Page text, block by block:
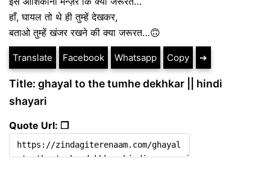
हाँ, घायल तो थे ही तुम्हें देखकर,
बताओ तुम्हें खंजर रखने की क्या जरूरत…🙃
Translate Facebook Whatsapp Copy ➔
Title: ghayal to the tumhe dekhkar || hindi
shayari
Quote Url: ❐